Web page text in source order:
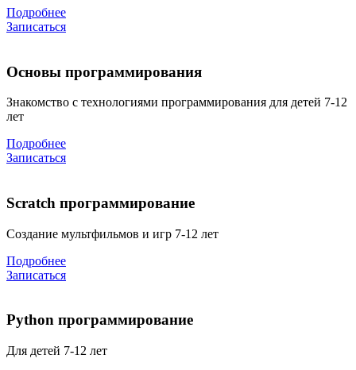
Подробнее
Записаться
Основы программирования
Знакомство с технологиями программирования для детей 7-12
лет
Подробнее
Записаться
Scratch программирование
Создание мультфильмов и игр 7-12 лет
Подробнее
Записаться
Python программирование
Для детей 7-12 лет